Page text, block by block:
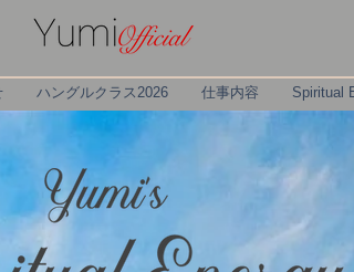
ハングルクラス2026 仕事内容 Spiritual